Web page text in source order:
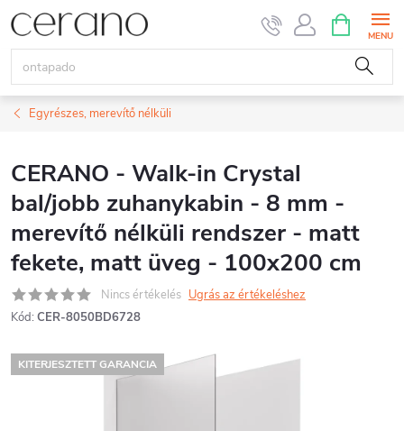
Ugrás
tartalomhoz
KOSÁR
Egyrészes, merevítő nélküli
CERANO - Walk-in Crystal
bal/jobb zuhanykabin - 8 mm -
merevítő nélküli rendszer - matt
fekete, matt üveg - 100x200 cm
Nincs értékelés Ugrás az értékeléshez
Kód: CER-8050BD6728
KITERJESZTETT GARANCIA